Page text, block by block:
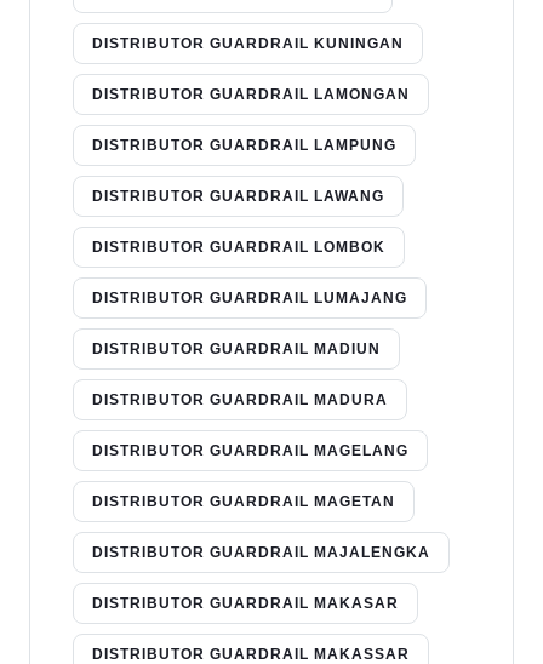
DISTRIBUTOR GUARDRAIL KUNINGAN
DISTRIBUTOR GUARDRAIL LAMONGAN
DISTRIBUTOR GUARDRAIL LAMPUNG
DISTRIBUTOR GUARDRAIL LAWANG
DISTRIBUTOR GUARDRAIL LOMBOK
DISTRIBUTOR GUARDRAIL LUMAJANG
DISTRIBUTOR GUARDRAIL MADIUN
DISTRIBUTOR GUARDRAIL MADURA
DISTRIBUTOR GUARDRAIL MAGELANG
DISTRIBUTOR GUARDRAIL MAGETAN
DISTRIBUTOR GUARDRAIL MAJALENGKA
DISTRIBUTOR GUARDRAIL MAKASAR
DISTRIBUTOR GUARDRAIL MAKASSAR